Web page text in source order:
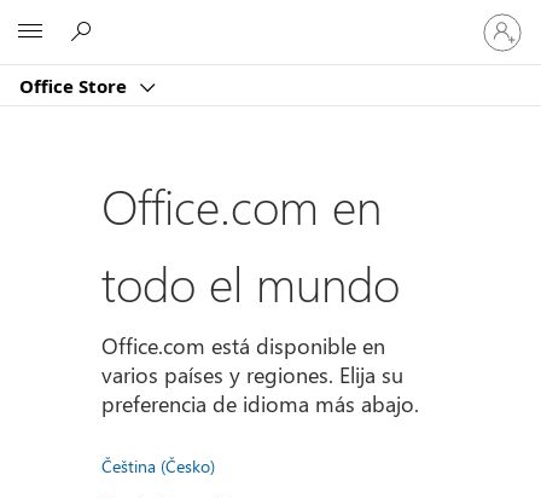
Office Store
Iniciar
sesión
en
cuenta
Office.com en
todo el mundo
Office.com está disponible en
varios países y regiones. Elija su
preferencia de idioma más abajo.
Čeština (Česko)